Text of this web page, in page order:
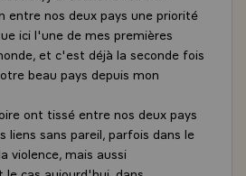
entre nos deux pays une priorité
ici l'une de mes premières
et c'est déjà la seconde fois
beau pays depuis mon
ont tissé entre nos deux pays
liens sans pareil, parfois dans le
violence, mais aussi
cas aujourd'hui, dans